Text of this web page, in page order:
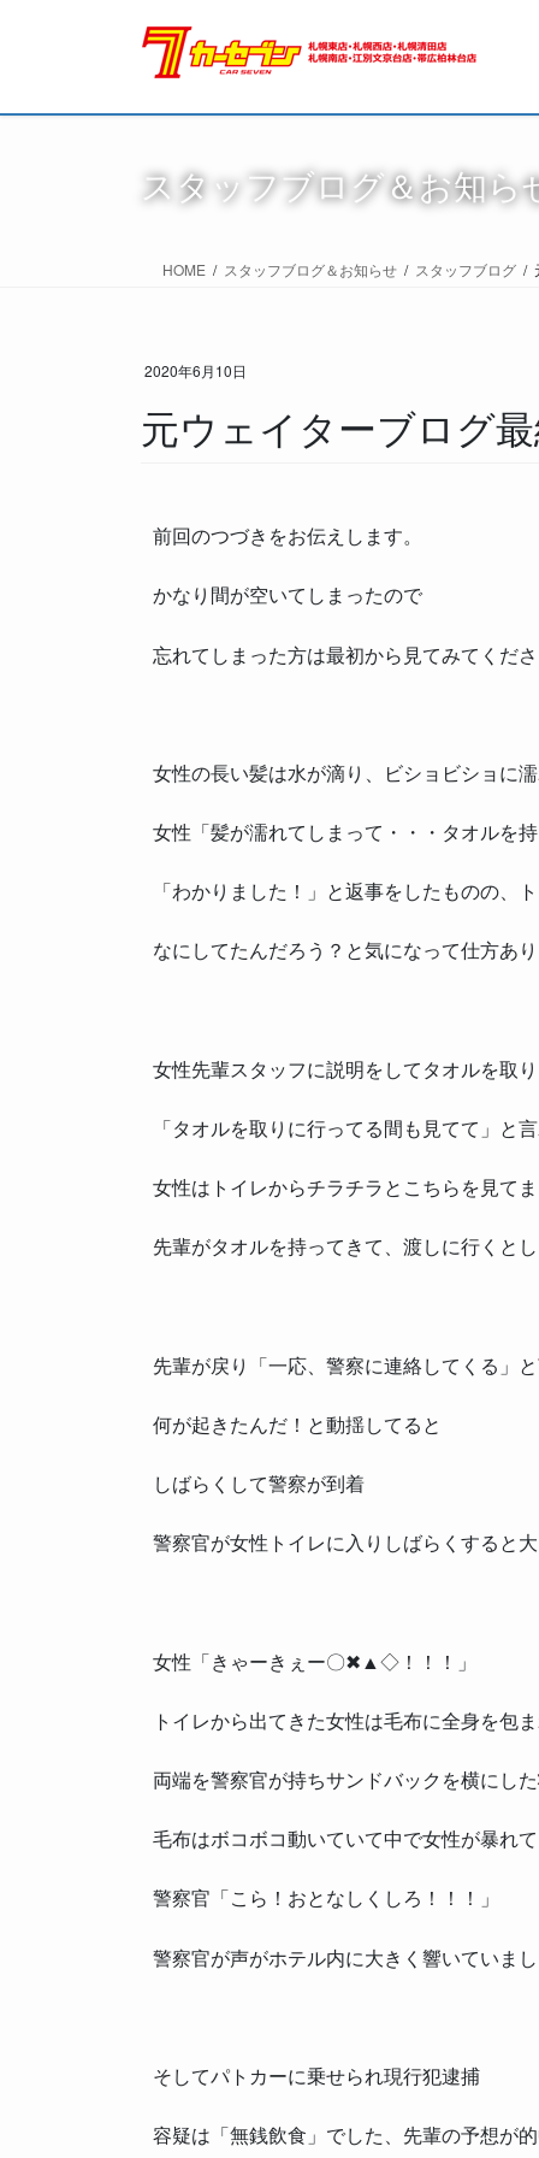
スタッフブログ＆お知ら
HOME スタッフブログ＆お知らせ スタッフブログ
2020年6月10日
元ウェイターブログ
前回のつづきをお伝えします。
かなり間が空いてしまったので
忘れてしまった方は最初から見てみてくだ
女性の長い髪は水が滴り、ビショビショに
女性「髪が濡れてしまって・・・タオルを
「わかりました！」と返事をしたものの、
なにしてたんだろう？と気になって仕方あ
女性先輩スタッフに説明をしてタオルを取
「タオルを取りに行ってる間も見てて」と
女性はトイレからチラチラとこちらを見て
先輩がタオルを持ってきて、渡しに行くと
先輩が戻り「一応、警察に連絡してくる」
何が起きたんだ！と動揺してると
しばらくして警察が到着
警察官が女性トイレに入りしばらくすると
女性「きゃーきぇー〇✖▲◇！！！」
トイレから出てきた女性は毛布に全身を包
両端を警察官が持ちサンドバックを横にし
毛布はボコボコ動いていて中で女性が暴れ
警察官「こら！おとなしくしろ！！！」
警察官が声がホテル内に大きく響いていま
そしてパトカーに乗せられ現行犯逮捕
容疑は「無銭飲食」でした、先輩の予想が